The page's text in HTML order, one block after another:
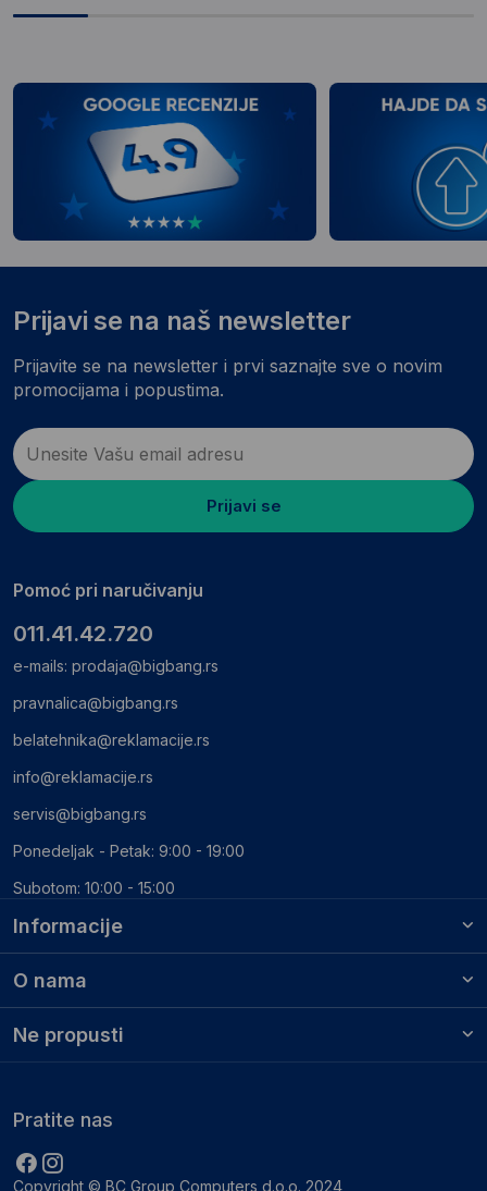
Informacije
O nama
Ne propusti
Prijavi se na naš newsletter
Prijavite se na newsletter i prvi saznajte sve o novim
promocijama i popustima.
Prijavi se
Pomoć pri naručivanju
011.41.42.720
e-mails: prodaja@bigbang.rs
pravnalica@bigbang.rs
belatehnika@reklamacije.rs
info@reklamacije.rs
servis@bigbang.rs
Ponedeljak - Petak: 9:00 - 19:00
Subotom: 10:00 - 15:00
Copyright © BC Group Computers d.o.o. 2024
Pratite nas